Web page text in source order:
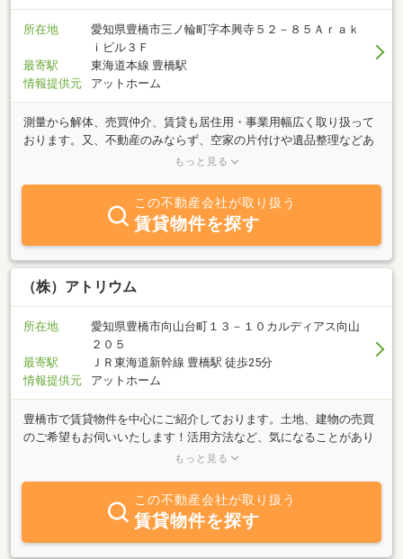
所在地
愛知県豊橋市三ノ輪町字本興寺５２－８５Ａｒａｋ
ｉビル３Ｆ
最寄駅
東海道本線 豊橋駅
情報提供元
アットホーム
測量から解体、売買仲介、賃貸も居住用・事業用幅広く取り扱って
おります。又、不動産のみならず、空家の片付けや遺品整理などあ
らゆるお困りごとをワンストップサービスでご対応致します！保険
ーなご対応が可能です!専門の資格を持った担当者が親切、丁寧にご
相談に応じますのでぜひお気軽にご連絡下さい♪株式会社あかね不
動産が代行できることはどんなことでもお手伝い致します！！
もっと見る
この不動産会社が取り扱う
賃貸物件を探す
（株）アトリウム
所在地
愛知県豊橋市向山台町１３－１０カルディアス向山
２０５
最寄駅
ＪＲ東海道新幹線 豊橋駅 徒歩25分
情報提供元
アットホーム
豊橋市で賃貸物件を中心にご紹介しております。土地、建物の売買
のご希望もお伺いいたします！活用方法など、気になることがあり
ましたらお気軽にご相談ください。また、建物のリフォームも行っ
https://www.instagram.com/atrium.toyohashi/公式LINEからのお問
合せも可能です。（ID：@243zgxei）
もっと見る
この不動産会社が取り扱う
賃貸物件を探す